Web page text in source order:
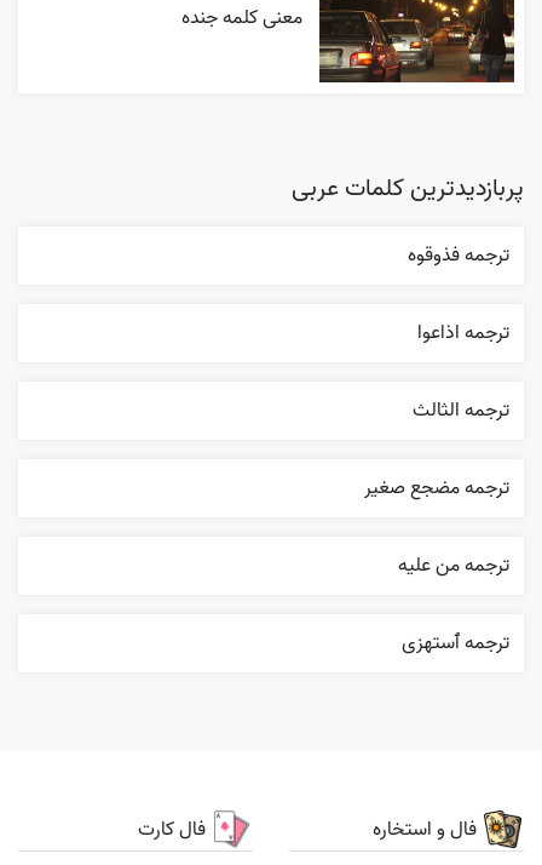
معنی کلمه جنده
پربازدیدترین کلمات عربی
ترجمه فذوقوه
ترجمه اذاعوا
ترجمه الثالث
ترجمه مضجع صغير
ترجمه من عليه
ترجمه ٱستهزی
فال و استخاره فال کارت